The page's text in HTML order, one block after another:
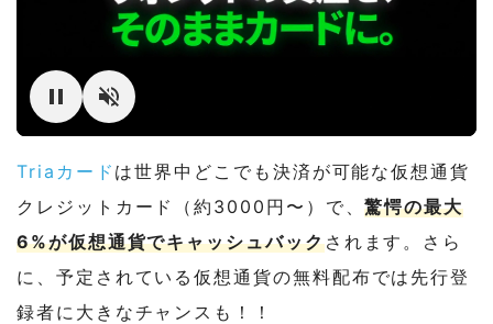
Triaカード は世界中どこでも決済が可能な仮想通貨
クレジットカード（約3000円〜）で、驚愕の最大
6%が仮想通貨でキャッシュバックされます。さら
に、予定されている仮想通貨の無料配布では先行登
録者に大きなチャンスも！！